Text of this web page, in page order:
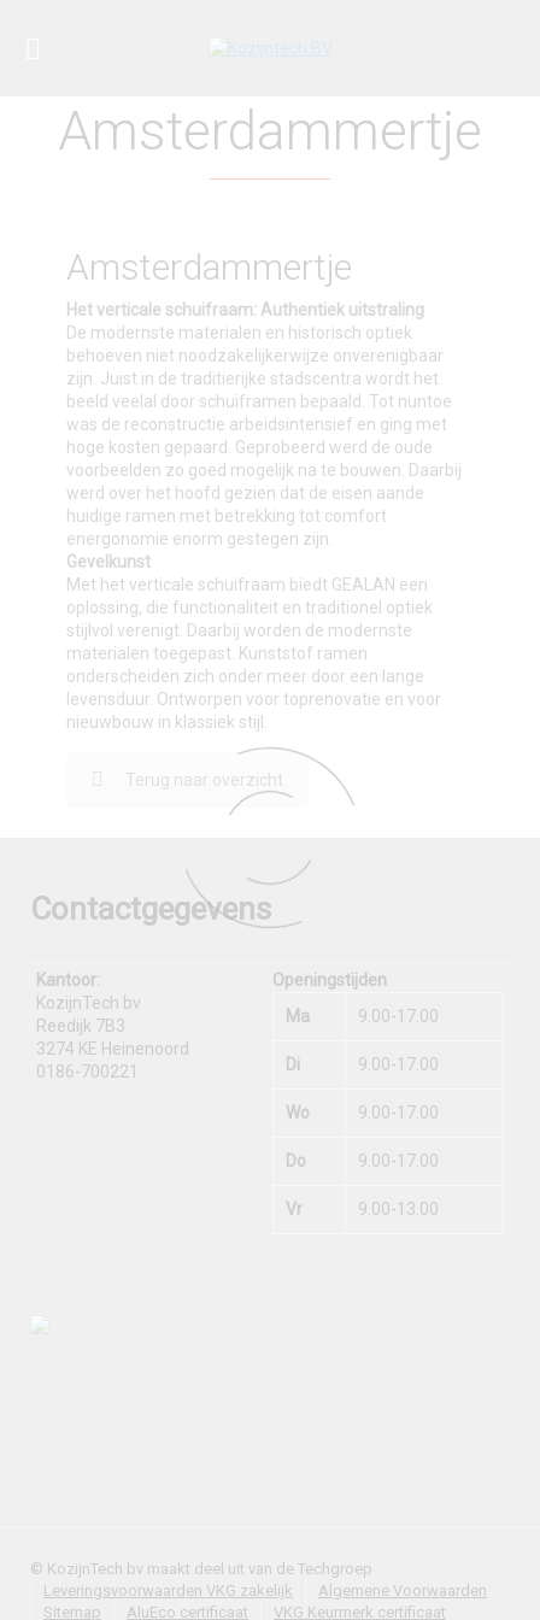
Amsterdammertje
Amsterdammertje
Het verticale schuifraam: Authentiek uitstraling
De modernste materialen en historisch optiek
behoeven niet noodzakelijkerwijze onverenigbaar
zijn. Juist in de traditierijke stadscentra wordt het
beeld veelal door schuiframen bepaald. Tot nuntoe
was de reconstructie arbeidsintensief en ging met
hoge kosten gepaard. Geprobeerd werd de oude
voorbeelden zo goed mogelijk na te bouwen. Daarbij
werd over het hoofd gezien dat de eisen aande
huidige ramen met betrekking tot comfort
energonomie enorm gestegen zijn.
Gevelkunst
Met het verticale schuifraam biedt GEALAN een
oplossing, die functionaliteit en traditionel optiek
stijlvol verenigt. Daarbij worden de modernste
materialen toegepast. Kunststof ramen
onderscheiden zich onder meer door een lange
levensduur. Ontworpen voor toprenovatie en voor
nieuwbouw in klassiek stijl.
Terug naar overzicht
Contactgegevens
Kantoor:
KozijnTech bv
Reedijk 7B3
3274 KE Heinenoord
0186-700221
Openingstijden
Ma
9.00-17.00
Di 9.00-17.00
Wo 9.00-17.00
Do 9.00-17.00
Vr 9.00-13.00
© KozijnTech bv maakt deel uit van de Techgroep
Leveringsvoorwaarden VKG zakelijk
Algemene Voorwaarden
Sitemap
AluEco certificaat VKG Keurmerk certificaat